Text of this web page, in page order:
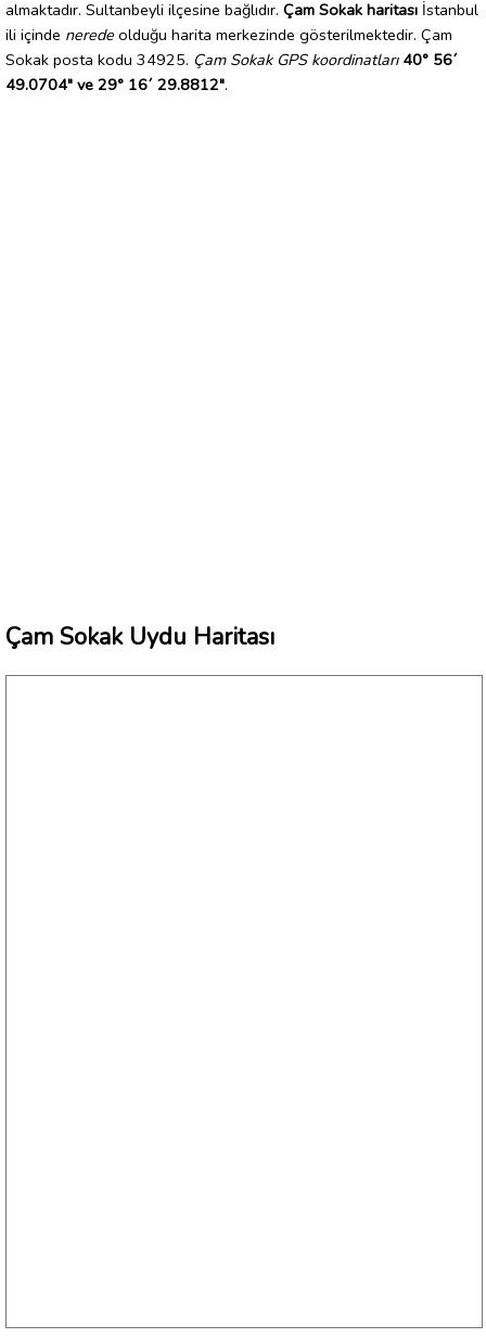
almaktadır. Sultanbeyli ilçesine bağlıdır. Çam Sokak haritası İstanbul
ili içinde nerede olduğu harita merkezinde gösterilmektedir. Çam
Sokak posta kodu 34925. Çam Sokak GPS koordinatları 40° 56´
49.0704" ve 29° 16´ 29.8812".
Çam Sokak Uydu Haritası